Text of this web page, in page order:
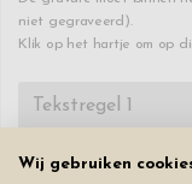
niet gegraveerd).
Klik op het hartje om op
Wij gebruiken